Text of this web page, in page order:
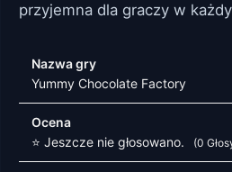
przyjemna dla graczy w
Nazwa gry
Yummy Chocolate Factory
Ocena
⭐ Jeszcze nie głosowano.
(0